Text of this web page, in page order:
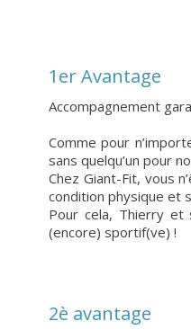
1er Avantage
Accompagnement
Comme pour
sans quelqu’un pour
Chez Giant-Fit, vous
condition physique et
Pour cela, Thierry et
(encore) sportif(ve) !
2è avantage